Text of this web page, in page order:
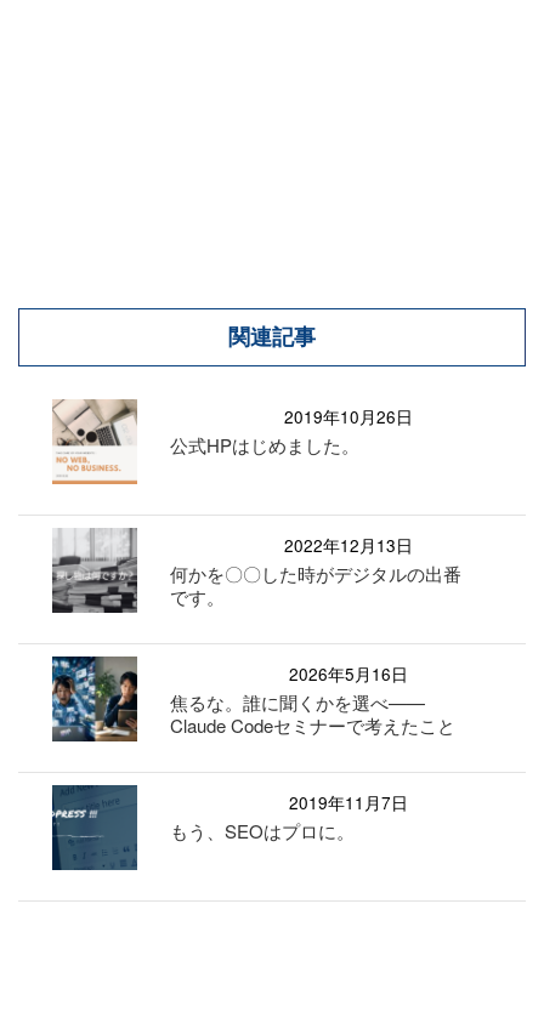
関連記事
2019年10月26日
公式HPはじめました。
2022年12月13日
何かを〇〇した時がデジタルの出番
です。
2026年5月16日
焦るな。誰に聞くかを選べ——
Claude Codeセミナーで考えたこと
2019年11月7日
もう、SEOはプロに。